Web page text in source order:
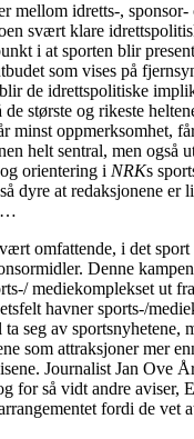
mellom idretts-, sponsor-
svært klare
i at sporten blir
som vises på
de idrettspolitiske
største og rikeste
minst oppmerksomhet,
helt sentral, men også
orientering i NRKs
dyre at redaksjonene er
…
omfattende, i det
Denne
mediekomplekset ut
havner sports-/
seg av sportsnyhetene,
som attraksjoner mer
Journalist Jan Ove
for så vidt andre aviser,
fordi de vet